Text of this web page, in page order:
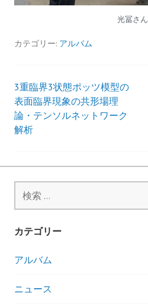
光冨さん
カテゴリー: アルバム
投
稿
ビ
ゲ
ー
シ
ョ
3重臨界3状態ポッツ模型の
表面臨界現象の共形場理
論・テンソルネットワーク
解析
カテゴリー
アルバム
ニュース